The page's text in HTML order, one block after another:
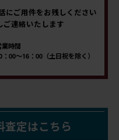
にご用件をお残しください
ご連絡いたします
業時間
：00～16：00（土日祝を除く）
査定はこちら